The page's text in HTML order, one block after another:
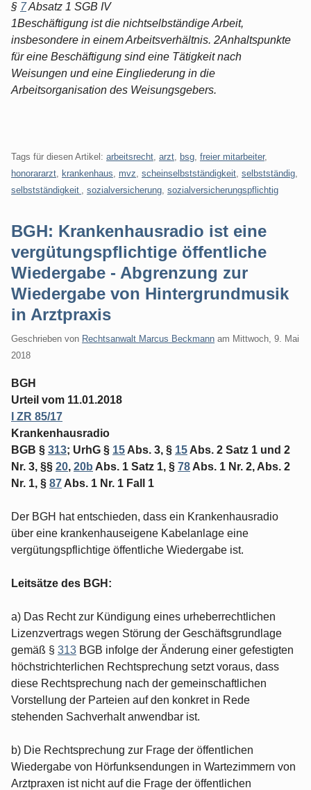
§ 7Absatz 1 SGB IV
1Beschäftigung ist die nichtselbständige Arbeit,
insbesondere in einem Arbeitsverhältnis. 2Anhaltspunkte
für eine Beschäftigung sind eine Tätigkeit nach
Weisungen und eine Eingliederung in die
Arbeitsorganisation des Weisungsgebers.
Tags für diesen Artikel: arbeitsrecht arzt bsg freier mitarbeiter,
honorararzt
krankenhaus mvz scheinselbstständigkeit selbstständig
selbstständigkeit
sozialversicherung sozialversicherungspflichtig
BGH: Krankenhausradio ist eine
vergütungspflichtige öffentliche
Wiedergabe - Abgrenzung zur
Wiedergabe von Hintergrundmusik
in Arztpraxis
Geschrieben von Rechtsanwalt Marcus Beckmann am Mittwoch, 9. Mai
2018
BGH
Urteil vom 11.01.2018
I ZR 85/17
Krankenhausradio
BGB § 313; UrhG § 15 Abs. 3, § 15 Abs. 2 Satz 1 und 2
Nr. 3, §§ 20, 20b Abs. 1 Satz 1, § 78 Abs. 1 Nr. 2, Abs. 2
Nr. 1, § 87 Abs. 1 Nr. 1 Fall 1
Der BGH hat entschieden, dass ein Krankenhausradio
über eine krankenhauseigene Kabelanlage eine
vergütungspflichtige öffentliche Wiedergabe ist.
Leitsätze des BGH:
a) Das Recht zur Kündigung eines urheberrechtlichen
Lizenzvertrags wegen Störung der Geschäftsgrundlage
gemäß § 313 BGB infolge der Änderung einer gefestigten
höchstrichterlichen Rechtsprechung setzt voraus, dass
diese Rechtsprechung nach der gemeinschaftlichen
Vorstellung der Parteien auf den konkret in Rede
stehenden Sachverhalt anwendbar ist.
b) Die Rechtsprechung zur Frage der öffentlichen
Wiedergabe von Hörfunksendungen in Wartezimmern von
Arztpraxen ist nicht auf die Frage der öffentlichen